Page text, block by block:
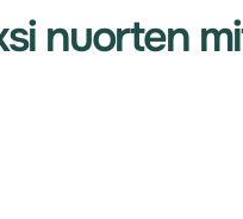
nuorten